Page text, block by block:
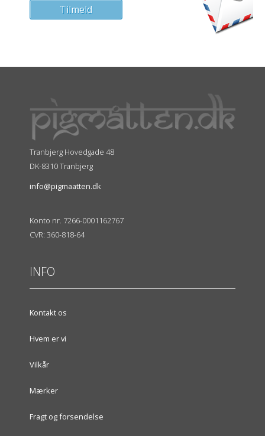
Tranbjerg Hovedgade 48
DK-8310 Tranbjerg
info@pigmaatten.dk
Konto nr. 7266-0001162767
CVR: 360-818-64
INFO
Kontakt os
Hvem er vi
Vilkår
Mærker
Fragt og forsendelse